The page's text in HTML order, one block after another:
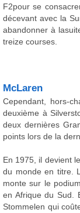
F2pour se
décevant avec la
abandonner à
treize courses.
McLaren
Cependant, hors-
deuxième à
deux dernières
points lors de la
En 1975, il devient
du monde en titre.
monte sur le
en Afrique du Sud.
Stommelen qui